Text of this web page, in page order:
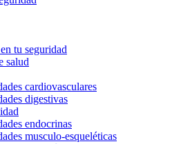
tu seguridad
salud
cardiovasculares
digestivas
endocrinas
musculo-esqueléticas